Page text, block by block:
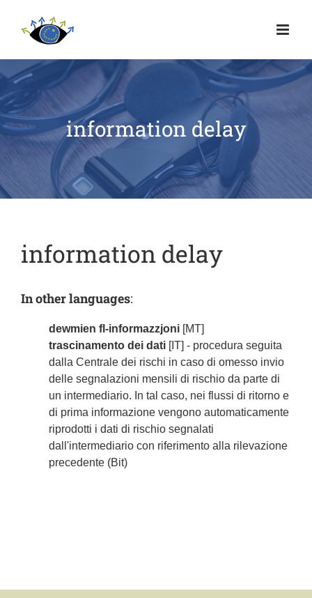
information delay
information delay
In other languages:
dewmien fl-informazzjoni [MT]
trascinamento dei dati [IT] - procedura seguita
dalla Centrale dei rischi in caso di omesso invio
delle segnalazioni mensili di rischio da parte di
un intermediario. In tal caso, nei flussi di ritorno e
di prima informazione vengono automaticamente
riprodotti i dati di rischio segnalati
dall'intermediario con riferimento alla rilevazione
precedente (Bit)